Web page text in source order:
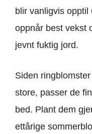
blir vanligvis
oppnår best vekst
jevnt fuktig jord.
Siden
store, passer de
bed. Plant dem
ettårige